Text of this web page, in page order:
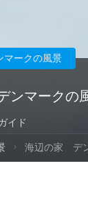
ンマークの
イド
マークの風景
海辺の家 デ